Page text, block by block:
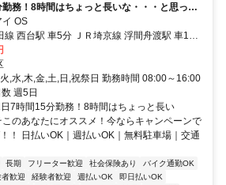
務！8時間はちょっと長いな・・・と思って
！今ならキャンペーンでMAX時給2,000円
OS
ＪＲ埼京線 浮間舟渡駅 車10
り）
,水,木,金,土,日,祝祭日 勤務時間 08:00～16:00
週5日
7時間15分勤務！8時間はちょっと長い
のあなたにオススメ！今ならキャンペーンで
！ 日払いOK｜週払いOK｜無料駐車場｜交通
長期 フリーター歓迎 社会保険あり
バイク通勤OK
歓迎 経験者歓迎 週払いOK
即日払いOK